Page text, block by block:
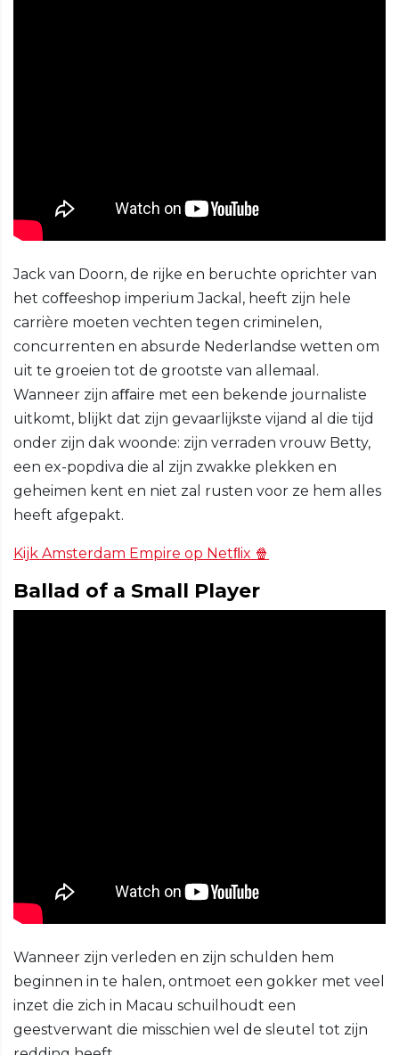
Jack van Doorn, de rijke en beruchte oprichter van
het coﬀeeshop imperium Jackal, heeft zijn hele
carrière moeten vechten tegen criminelen,
concurrenten en absurde Nederlandse wetten om
uit te groeien tot de grootste van allemaal.
Wanneer zijn aﬀaire met een bekende journaliste
uitkomt, blijkt dat zijn gevaarlijkste vijand al die tijd
onder zijn dak woonde: zijn verraden vrouw Betty,
een ex-popdiva die al zijn zwakke plekken en
geheimen kent en niet zal rusten voor ze hem alles
heeft afgepakt.
Kijk Amsterdam Empire op Netﬂix 🍿
Ballad of a Small Player
Wanneer zijn verleden en zijn schulden hem
beginnen in te halen, ontmoet een gokker met veel
inzet die zich in Macau schuilhoudt een
geestverwant die misschien wel de sleutel tot zijn